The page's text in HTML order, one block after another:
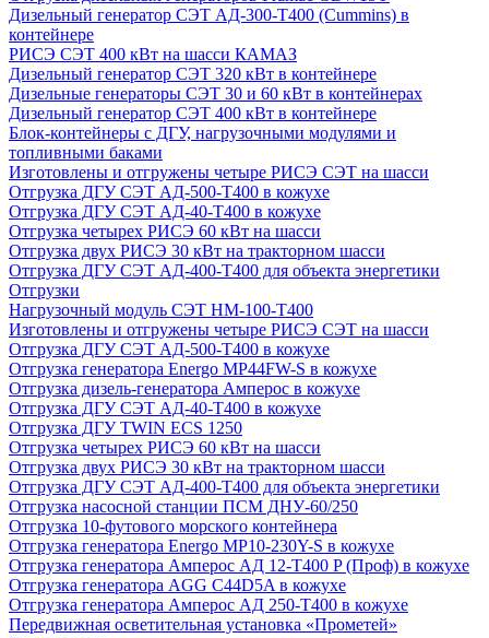
Дизельный генератор СЭТ АД-300-Т400 (Cummins) в
контейнере
РИСЭ СЭТ 400 кВт на шасси КАМАЗ
Дизельный генератор СЭТ 320 кВт в контейнере
Дизельные генераторы СЭТ 30 и 60 кВт в контейнерах
Дизельный генератор СЭТ 400 кВт в контейнере
Блок-контейнеры с ДГУ, нагрузочными модулями и
топливными баками
Изготовлены и отгружены четыре РИСЭ СЭТ на шасси
Отгрузка ДГУ СЭТ АД-500-Т400 в кожухе
Отгрузка ДГУ СЭТ АД-40-Т400 в кожухе
Отгрузка четырех РИСЭ 60 кВт на шасси
Отгрузка двух РИСЭ 30 кВт на тракторном шасси
Отгрузка ДГУ СЭТ АД-400-Т400 для объекта энергетики
Отгрузки
Нагрузочный модуль СЭТ НМ-100-Т400
Изготовлены и отгружены четыре РИСЭ СЭТ на шасси
Отгрузка ДГУ СЭТ АД-500-Т400 в кожухе
Отгрузка генератора Energo MP44FW-S в кожухе
Отгрузка дизель-генератора Амперос в кожухе
Отгрузка ДГУ СЭТ АД-40-Т400 в кожухе
Отгрузка ДГУ TWIN ECS 1250
Отгрузка четырех РИСЭ 60 кВт на шасси
Отгрузка двух РИСЭ 30 кВт на тракторном шасси
Отгрузка ДГУ СЭТ АД-400-Т400 для объекта энергетики
Отгрузка насосной станции ПСМ ДНУ-60/250
Отгрузка 10-футового морского контейнера
Отгрузка генератора Energo MP10-230Y-S в кожухе
Отгрузка генератора Амперос АД 12-Т400 P (Проф) в кожухе
Отгрузка генератора AGG C44D5A в кожухе
Отгрузка генератора Амперос АД 250-Т400 в кожухе
Передвижная осветительная установка «Прометей»